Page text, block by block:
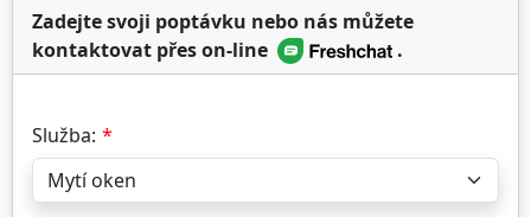
Zadejte svoji poptávku nebo nás můžete
kontaktovat přes on-line
.
Služba: